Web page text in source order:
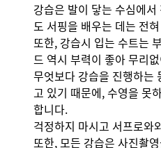
강습은 발이 닿는 수심에
도 서핑을 배우는 데는 전
또한, 강습시 입는 수트는
드 역시 부력이 좋아 무리
무엇보다 강습을 진행하는
고 있기 때문에, 수영을 못
합니다.
걱정하지 마시고 서프로와
또한, 모든 강습은 사진촬